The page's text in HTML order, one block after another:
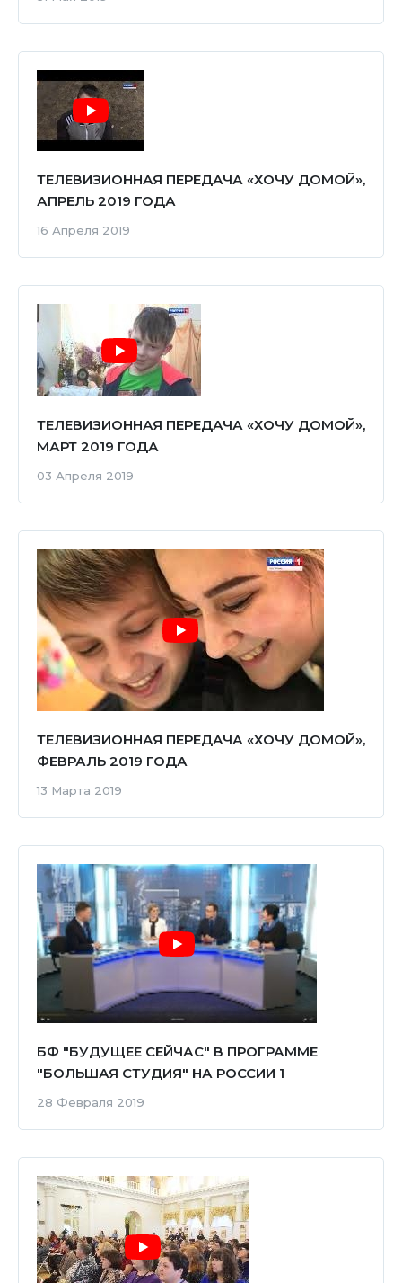
ТЕЛЕВИЗИОННАЯ ПЕРЕДАЧА «ХОЧУ ДОМОЙ»,
АПРЕЛЬ 2019 ГОДА
16 Апреля 2019
ТЕЛЕВИЗИОННАЯ ПЕРЕДАЧА «ХОЧУ ДОМОЙ»,
МАРТ 2019 ГОДА
03 Апреля 2019
ТЕЛЕВИЗИОННАЯ ПЕРЕДАЧА «ХОЧУ ДОМОЙ»,
ФЕВРАЛЬ 2019 ГОДА
13 Марта 2019
БФ "БУДУЩЕЕ СЕЙЧАС" В ПРОГРАММЕ
"БОЛЬШАЯ СТУДИЯ" НА РОССИИ 1
28 Февраля 2019